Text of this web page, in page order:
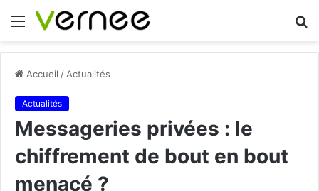
Menu
Accueil / Actualités
Actualités
Messageries privées : le
chiffrement de bout en bout
menacé ?